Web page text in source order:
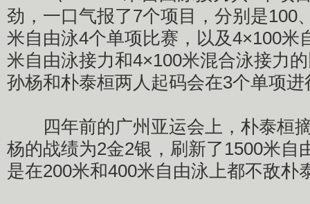
劲，一口气报了7个项目，分别是100
米自由泳4个单项比赛，以及4×100米
米自由泳接力和4×100米混合泳接力
孙杨和朴泰桓两人起码会在3个单项进
四年前的广州亚运会上，朴泰桓
杨的战绩为2金2银，刷新了1500米自
是在200米和400米自由泳上都不敌朴